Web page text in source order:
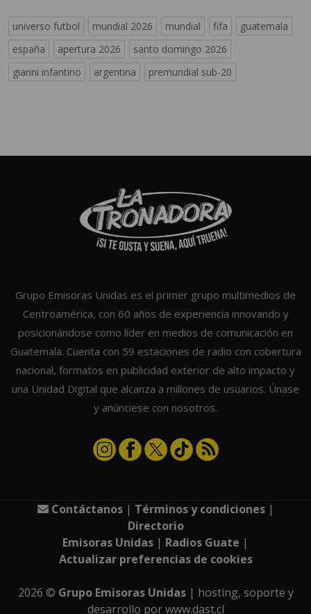
universo futbol mundial 2026 mundial fifa
guatemala
españa
apertura 2026
santo domingo 2026
gianni infantino
argentina premundial sub-20
Grupo Emisoras Unidas es el primer grupo multimedios de
Centroamérica, con 60 años de experiencia innovando y
posicionándose como líder en medios de comunicación en
Guatemala. Cuenta con 59 estaciones de radio con cobertura
nacional, formatos en publicidad exterior de alto impacto y
una Unidad Digital que alcanza a millones de usuarios. Únase
y anúnciese con nosotros.
Contáctanos| Términos y condiciones|
Directorio
Emisoras Unidas | Radios Guate |
Actualizar preferencias de cookies
2026 © Grupo Emisoras Unidas| hosting, soporte y
desarrollo porwww.dast.cl